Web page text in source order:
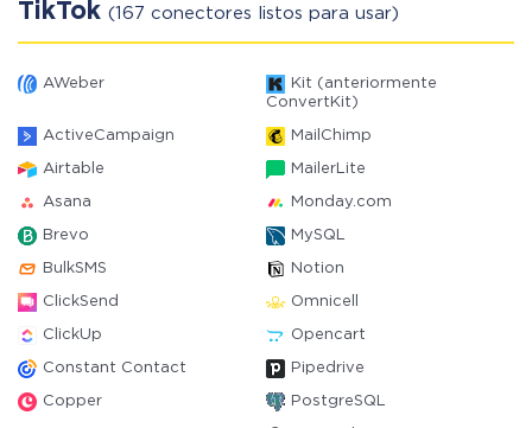
TikTok (167 conectores listos para usar)
AWeber
Kit (anteriormente
ConvertKit)
ActiveCampaign MailChimp
Airtable MailerLite
Asana Monday.com
Brevo MySQL
BulkSMS Notion
ClickSend Omnicell
ClickUp Opencart
Constant Contact Pipedrive
Copper PostgreSQL